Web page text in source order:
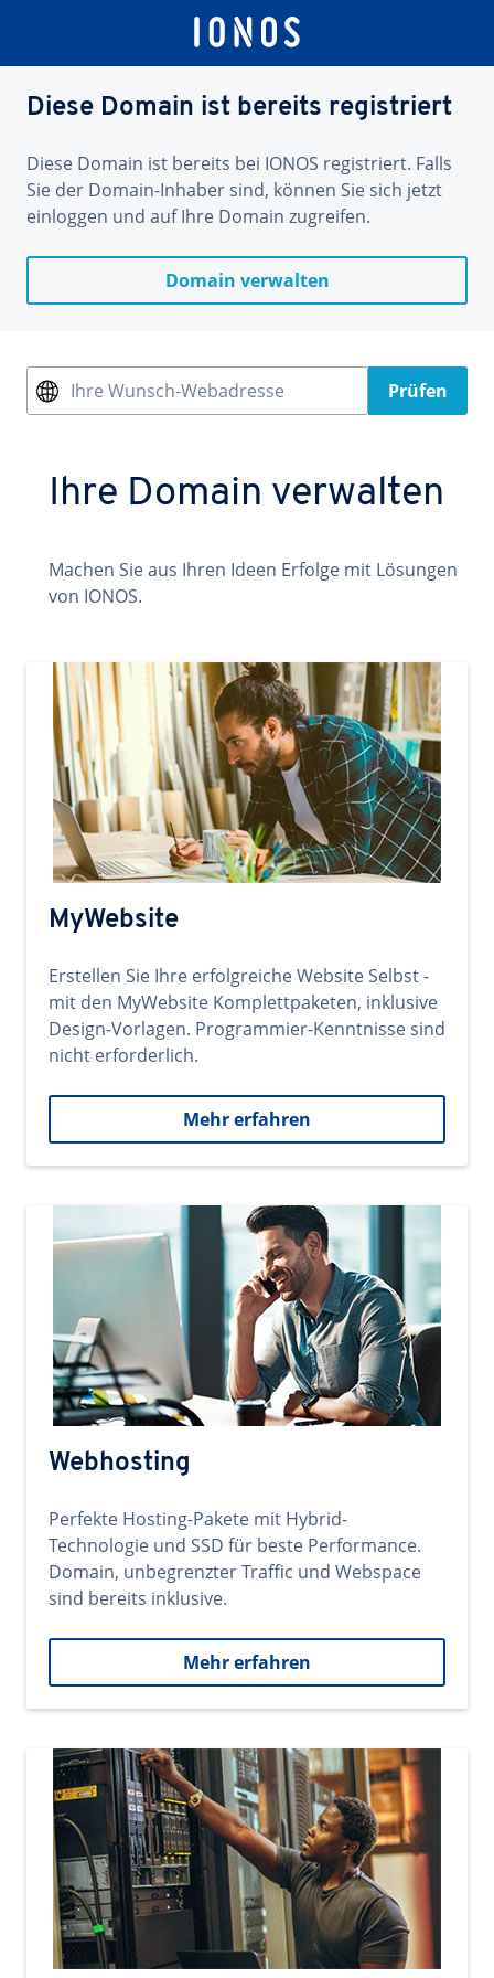
Diese Domain ist bereits registriert
Diese Domain ist bereits bei IONOS registriert. Falls
Sie der Domain-Inhaber sind, können Sie sich jetzt
einloggen und auf Ihre Domain zugreifen.
Domain verwalten
Ihre Wunsch-Webadresse Prüfen
Ihre Domain verwalten
Machen Sie aus Ihren Ideen Erfolge mit Lösungen
von IONOS.
MyWebsite
Erstellen Sie Ihre erfolgreiche Website Selbst -
mit den MyWebsite Komplettpaketen, inklusive
Design-Vorlagen. Programmier-Kenntnisse sind
nicht erforderlich.
Mehr erfahren
Webhosting
Perfekte Hosting-Pakete mit Hybrid-
Technologie und SSD für beste Performance.
Domain, unbegrenzter Traffic und Webspace
sind bereits inklusive.
Mehr erfahren